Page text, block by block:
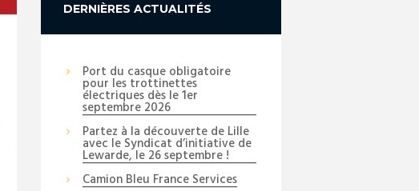
DERNIÈRES ACTUALITÉS
Port du casque obligatoire
pour les trottinettes
électriques dès le 1er
septembre 2026
Partez à la découverte de Lille
avec le Syndicat d’initiative de
Lewarde, le 26 septembre !
Camion Bleu France Services